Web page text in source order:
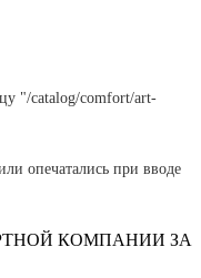
"/catalog/comfort/art-
опечатались при вводе
КОМПАНИИ ЗА